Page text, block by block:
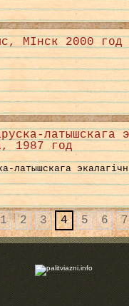
МІнск 2000 год
латышскага
1987 год
латышскага
1 2 3 4 5 6 7